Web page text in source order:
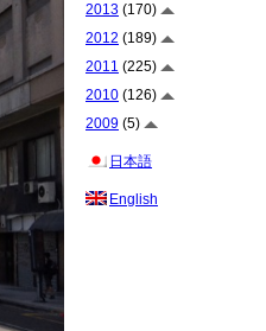
2013 (170)
2012 (189)
2011 (225)
2010 (126)
2009 (5)
日本語
English